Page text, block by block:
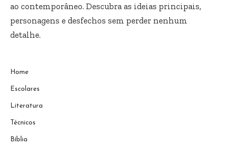
ao contemporâneo. Descubra as ideias principais,
personagens e desfechos sem perder nenhum
detalhe.
Home
Escolares
Literatura
Técnicos
Bíblia